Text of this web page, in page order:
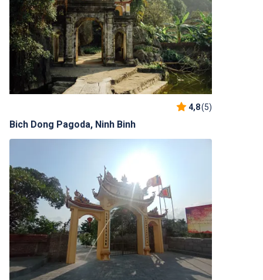
4,8(5)
Bich Dong Pagoda, Ninh Binh